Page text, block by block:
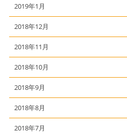
2019年1月
2018年12月
2018年11月
2018年10月
2018年9月
2018年8月
2018年7月